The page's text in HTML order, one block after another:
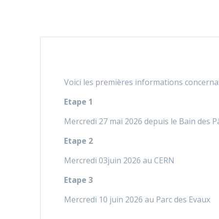
Voici les premières informations
Etape 1
Mercredi 27 mai 2026 depuis le Bain des
Etape 2
Mercredi 03juin 2026 au CERN
Etape 3
Mercredi 10 juin 2026 au Parc des Evaux